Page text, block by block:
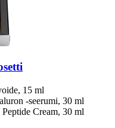
15 ml
-seerumi, 30 ml
Cream, 30 ml